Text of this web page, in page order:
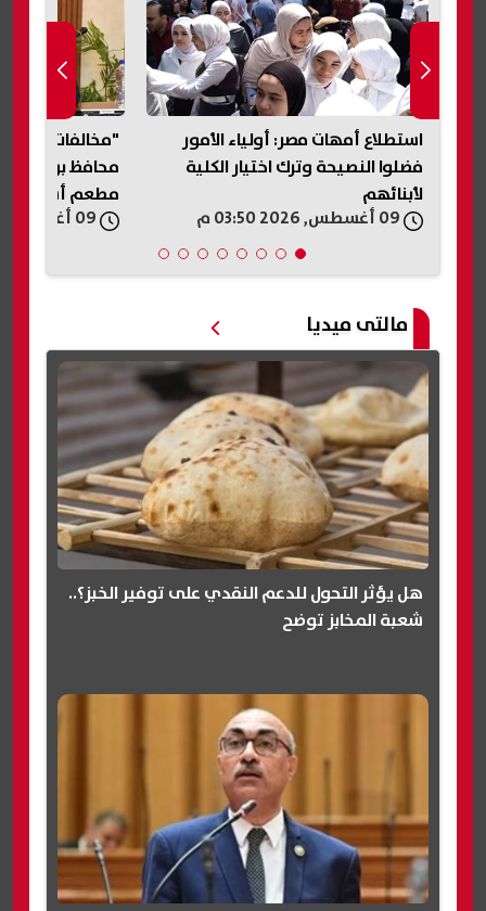
استطلاع أمهات مصر: أولياء الأمور
فضلوا النصيحة وترك اختيار الكلية
لأبنائهم
"مخالفات تهدد
محافظ
مطعم أسماك
شهيرين
مالتى ميديا
هل يؤثر التحول للدعم النقدي على توفير الخبز؟..
شعبة المخابز توضح